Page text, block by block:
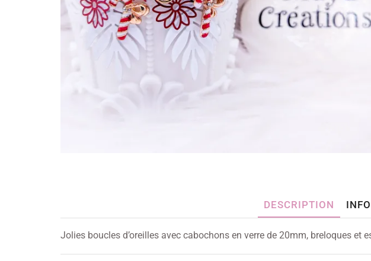
DESCRIPTION
Jolies boucles d’oreilles avec cabochons en verre de 20mm, breloques et